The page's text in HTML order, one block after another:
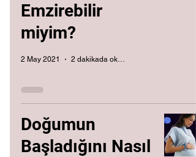
Emzirebilir
miyim?
2 May 2021 2 dakikada okunur
Doğumun
Başladığını Nasıl